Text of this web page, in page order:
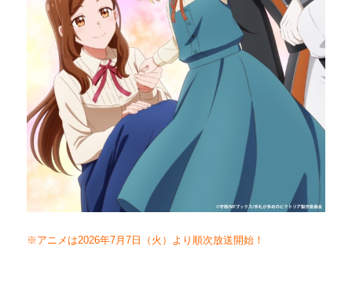
※アニメは2026年7月7日（火）より順次放送開始！